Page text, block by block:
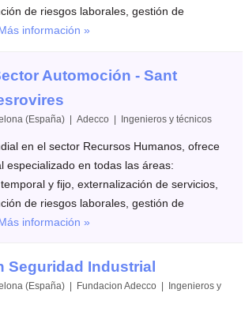
de riesgos laborales, gestión de
información »
Automoción - Sant
(España) | Adecco | Ingenieros y técnicos
en el sector Recursos Humanos, ofrece
especializado en todas las áreas:
y fijo, externalización de servicios,
de riesgos laborales, gestión de
información »
Seguridad Industrial
(España) | Fundacion Adecco | Ingenieros y